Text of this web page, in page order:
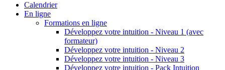
Calendrier
En ligne
Formations en ligne
Développez votre intuition - Niveau 1 (avec
formateur)
Développez votre intuition - Niveau 2
Développez votre intuition - Niveau 3
Développez votre intuition - Pack Intuition